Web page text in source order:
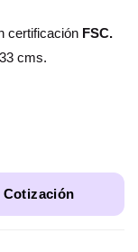
certificación FSC.
cms.